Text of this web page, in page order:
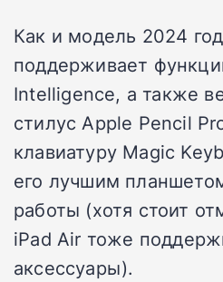
Как и модель 2024
поддерживает
Intelligence, а также
стилус Apple Pencil
клавиатуру Magic
его лучшим
работы (хотя стоит
iPad Air тоже
аксессуары).